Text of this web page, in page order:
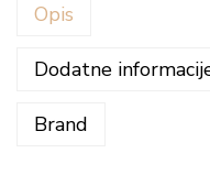
v
t
e
Opis
Dodatne
Brand